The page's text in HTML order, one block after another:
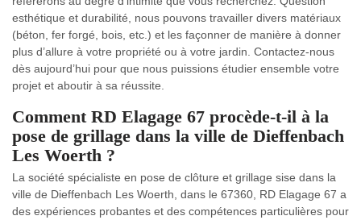
esthétique et durabilité, nous pouvons travailler divers matériaux
(béton, fer forgé, bois, etc.) et les façonner de manière à donner
plus d’allure à votre propriété ou à votre jardin. Contactez-nous
dès aujourd’hui pour que nous puissions étudier ensemble votre
projet et aboutir à sa réussite.
Comment RD Elagage 67 procède-t-il à la
pose de grillage dans la ville de Dieffenbach
Les Woerth ?
La société spécialiste en pose de clôture et grillage sise dans la
ville de Dieffenbach Les Woerth, dans le 67360, RD Elagage 67 a
des expériences probantes et des compétences particulières pour